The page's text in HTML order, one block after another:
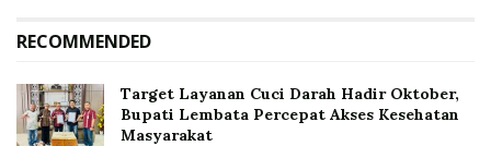
RECOMMENDED
Target Layanan Cuci Darah Hadir Oktober,
Bupati Lembata Percepat Akses Kesehatan
Masyarakat